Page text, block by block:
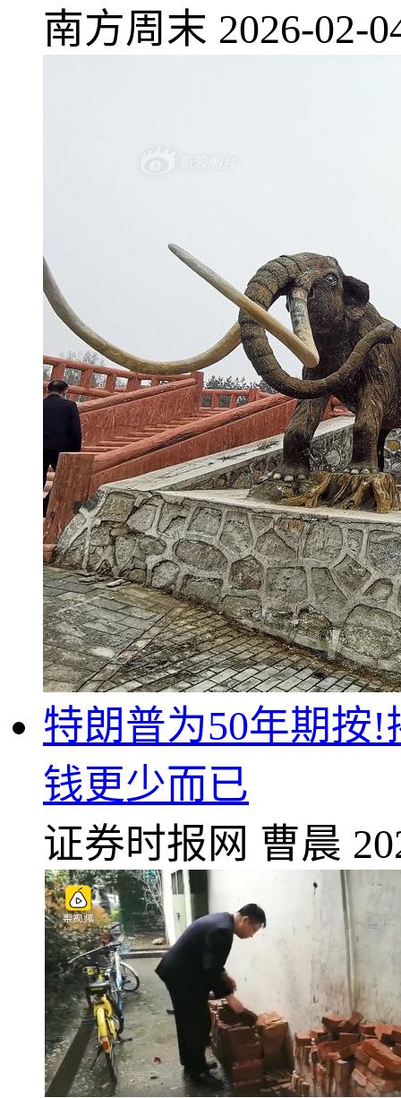
南方周末 2026-02-
特朗普为50年期按
钱更少而已
证券时报网 曹晨